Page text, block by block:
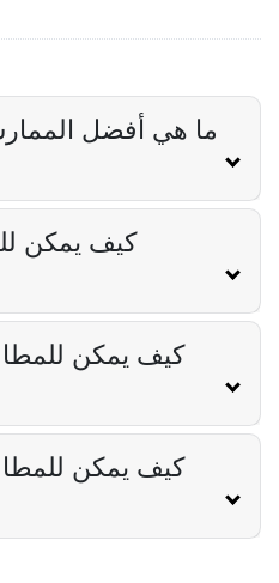
Nov 10, 2023
ما هي أفضل
كيف يمكن
كيف يمكن
كيف يمكن